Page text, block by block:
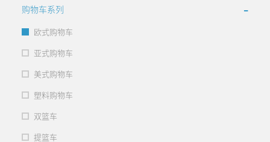
购物车系列 -
欧式购物车
亚式购物车
美式购物车
塑料购物车
双篮车
提篮车